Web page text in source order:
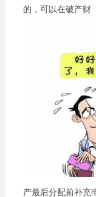
的，可以在破产财
产最后分配前补充